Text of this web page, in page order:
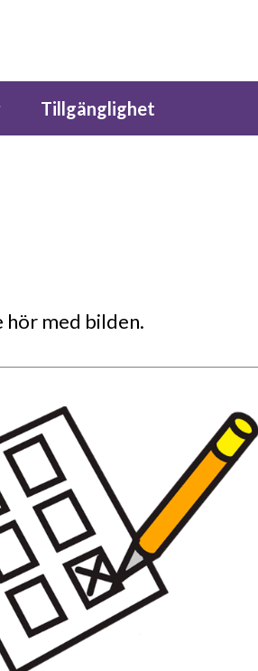
Tillgänglighet
med bilden.